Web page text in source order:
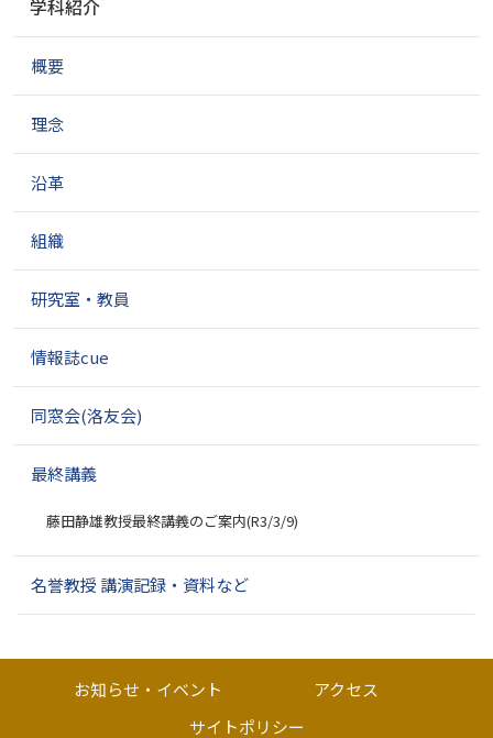
ゲ
シ
ン
学科紹介
概要
理念
沿革
組織
研究室・教員
情報誌cue
同窓会(洛友会)
最終講義
藤田静雄教授最終講義のご案内(R3/3/9)
名誉教授 講演記録・資料など
お知らせ・イベント
アクセス
サイトポリシー